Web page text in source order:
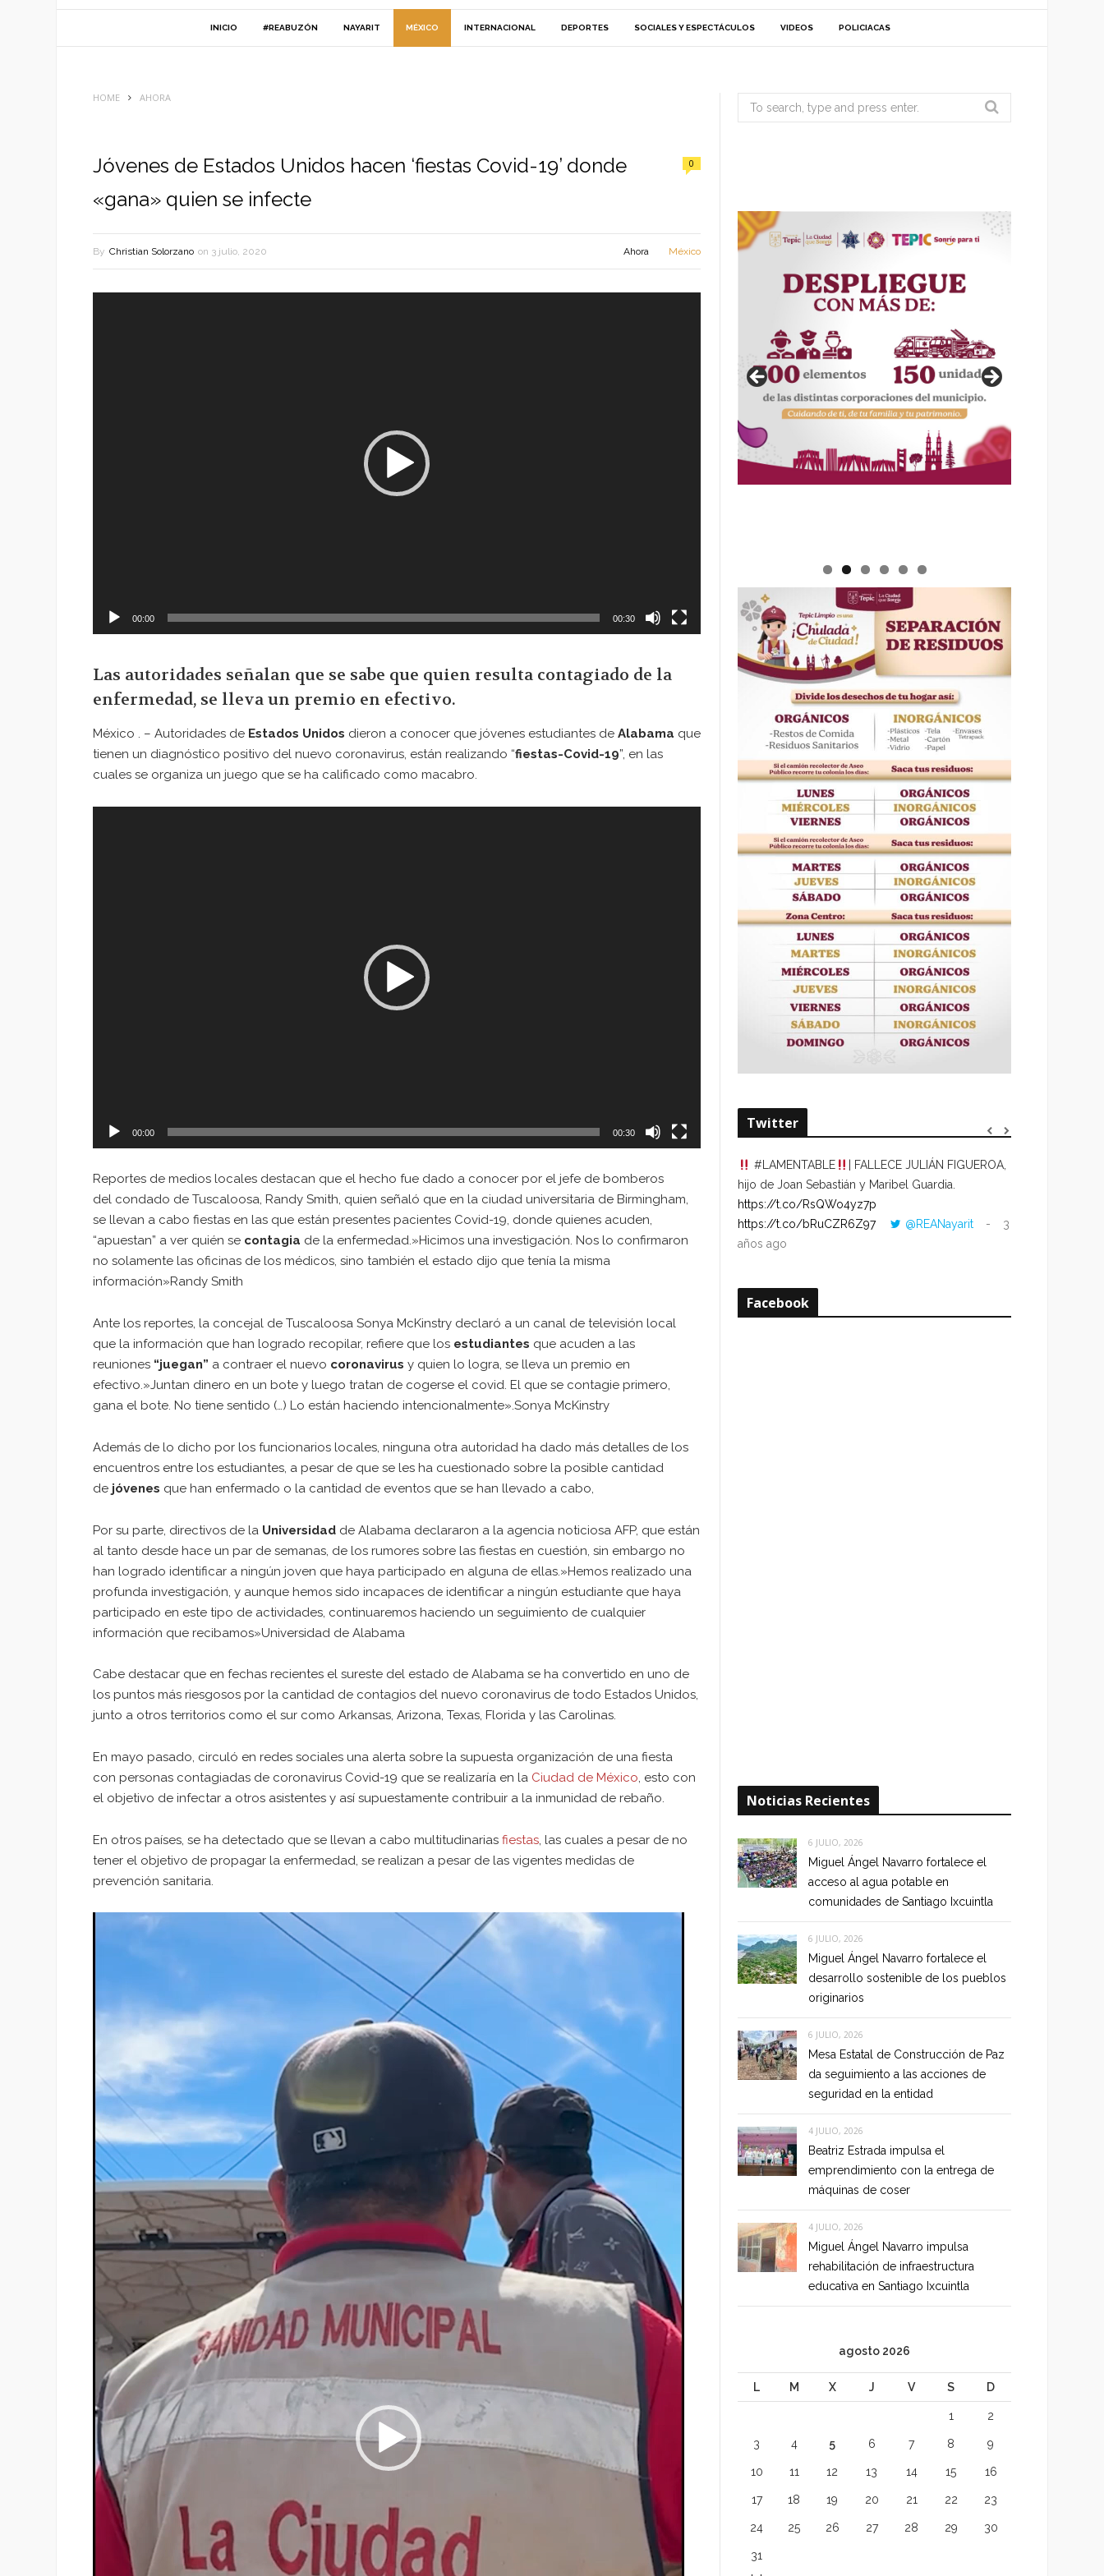
INICIO #REABUZÓN NAYARIT MÉXICO INTERNACIONAL DEPORTES SOCIALES Y ESPECTÁCULOS VIDEOS POLICIACAS
HOME AHORA
Jóvenes de Estados Unidos hacen ‘fiestas Covid-19’ donde
«gana» quien se infecte
0
By Christian Solorzano on 3 julio, 2020 Ahora México
00:00 00:30
Las autoridades señalan que se sabe que quien resulta contagiado de la
enfermedad, se lleva un premio en efectivo.
México . – Autoridades de Estados Unidos dieron a conocer que jóvenes estudiantes de Alabama que
tienen un diagnóstico positivo del nuevo coronavirus, están realizando “fiestas-Covid-19”, en las
cuales se organiza un juego que se ha calificado como macabro.
00:00 00:30
Reportes de medios locales destacan que el hecho fue dado a conocer por el jefe de bomberos
del condado de Tuscaloosa, Randy Smith, quien señaló que en la ciudad universitaria de Birmingham,
se llevan a cabo fiestas en las que están presentes pacientes Covid-19, donde quienes acuden,
“apuestan” a ver quién se contagia de la enfermedad.»Hicimos una investigación. Nos lo confirmaron
no solamente las oficinas de los médicos, sino también el estado dijo que tenía la misma
información»Randy Smith
Ante los reportes, la concejal de Tuscaloosa Sonya McKinstry declaró a un canal de televisión local
que la información que han logrado recopilar, refiere que los estudiantes que acuden a las
reuniones “juegan” a contraer el nuevo coronavirus y quien lo logra, se lleva un premio en
efectivo.»Juntan dinero en un bote y luego tratan de cogerse el covid. El que se contagie primero,
gana el bote. No tiene sentido (…) Lo están haciendo intencionalmente».Sonya McKinstry
Además de lo dicho por los funcionarios locales, ninguna otra autoridad ha dado más detalles de los
encuentros entre los estudiantes, a pesar de que se les ha cuestionado sobre la posible cantidad
de jóvenes que han enfermado o la cantidad de eventos que se han llevado a cabo,
Por su parte, directivos de la Universidad de Alabama declararon a la agencia noticiosa AFP, que están
al tanto desde hace un par de semanas, de los rumores sobre las fiestas en cuestión, sin embargo no
han logrado identificar a ningún joven que haya participado en alguna de ellas.»Hemos realizado una
profunda investigación, y aunque hemos sido incapaces de identificar a ningún estudiante que haya
participado en este tipo de actividades, continuaremos haciendo un seguimiento de cualquier
información que recibamos»Universidad de Alabama
Cabe destacar que en fechas recientes el sureste del estado de Alabama se ha convertido en uno de
los puntos más riesgosos por la cantidad de contagios del nuevo coronavirus de todo Estados Unidos,
junto a otros territorios como el sur como Arkansas, Arizona, Texas, Florida y las Carolinas.
En mayo pasado, circuló en redes sociales una alerta sobre la supuesta organización de una fiesta
con personas contagiadas de coronavirus Covid-19 que se realizaría en la Ciudad de México, esto con
el objetivo de infectar a otros asistentes y así supuestamente contribuir a la inmunidad de rebaño.
En otros países, se ha detectado que se llevan a cabo multitudinarias fiestas, las cuales a pesar de no
tener el objetivo de propagar la enfermedad, se realizan a pesar de las vigentes medidas de
prevención sanitaria.
Reproductor
Search
for:
Twitter
#LAMENTABLE
| FALLECE JULIÁN FIGUEROA,
hijo de Joan Sebastián y Maribel Guardia.
https://t.co/RsQWo4yz7p
https://t.co/bRuCZR6Z97
@REANayarit
3
años ago
Facebook
Noticias Recientes
6 JULIO, 2026
Miguel Ángel Navarro fortalece el
acceso al agua potable en
comunidades de Santiago Ixcuintla
6 JULIO, 2026
Miguel Ángel Navarro fortalece el
desarrollo sostenible de los pueblos
originarios
6 JULIO, 2026
Mesa Estatal de Construcción de Paz
da seguimiento a las acciones de
seguridad en la entidad
4 JULIO, 2026
Beatriz Estrada impulsa el
emprendimiento con la entrega de
máquinas de coser
4 JULIO, 2026
Miguel Ángel Navarro impulsa
rehabilitación de infraestructura
educativa en Santiago Ixcuintla
agosto 2026
L M X J V S D
1 2
3 4 5 6 7 8 9
10 11 12 13 14 15 16
17 18 19 20 21 22 23
24 25 26 27 28 29 30
31